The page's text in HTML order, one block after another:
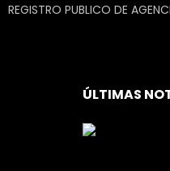
REGISTRO PUBLICO DE
ÚLTIMAS